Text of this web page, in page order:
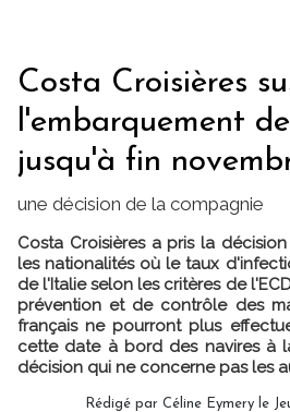
Costa Croisières
l'embarquement
jusqu'à fin
une décision de la compagnie
Costa Croisières a pris la
les nationalités où le taux
de l'Italie selon les critères de
prévention et de contrôle des
français ne pourront plus
cette date à bord des navires à
décision qui ne concerne pas les
Rédigé par Céline Eymery le